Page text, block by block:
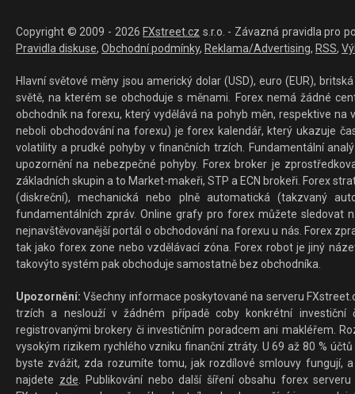
Copyright © 2009 - 2026 FXstreet.cz s.r.o. - Závazná pravidla pro
Pravidla diskuse, Obchodní podmínky, Reklama/Advertising, RSS,
Hlavní světové měny jsou americký dolar (USD), euro (EUR),
světě, na kterém se obchoduje s měnami. Forex nemá žádné
obchodník na forexu, který vydělává na pohyb měn, respektive
neboli obchodování na forexu) je forex kalendář, který ukazuje
volatility a prudké pohyby v finančních trzích. Fundamentální
upozornění na nebezpečné pohyby. Forex broker je
základních skupin a to Market-makeři, STP a ECN brokeři. Forex
(diskreční), mechanická nebo plně automatická (takzvaný
fundamentálních zpráv. Online grafy pro forex můžete sledovat
nejnavštěvovanější portál o obchodování na forexu u nás. Forex
tak jako forex zone nebo vzdělávací zóna. Forex robot je jiný
takovýto systém pak obchoduje samostatně bez obchodníka.
Upozornění: Všechny informace poskytované na serveru
trzích a neslouží v žádném případě coby konkrétní investiční
registrovanými brokery či investičním poradcem ani makléřem.
vysokým rizikem rychlého vzniku finanční ztráty. U 69 až 80 %
byste zvážit, zda rozumíte tomu, jak rozdílové smlouvy fungují,
najdete zde. Publikování nebo další šíření obsahu forex